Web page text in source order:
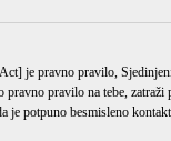
je pravno pravilo,
pravilo na tebe, zatraži
je potpuno besmisleno